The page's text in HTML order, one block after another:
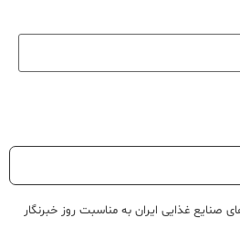
صنایع غذایی ایران به مناسبت روز خبرنگار